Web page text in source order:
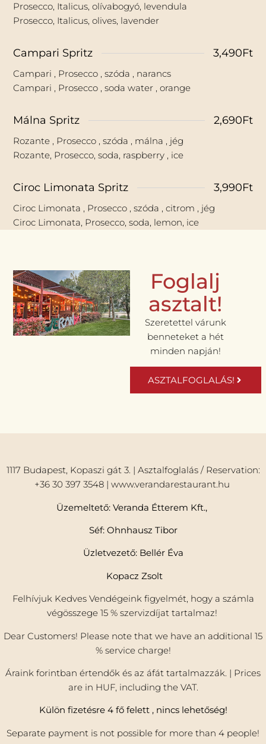
Prosecco, Italicus, olívabogyó, levendula
Prosecco, Italicus, olives, lavender
Campari Spritz 3,490Ft
Campari , Prosecco , szóda , narancs
Campari , Prosecco , soda water , orange
Málna Spritz 2,690Ft
Rozante , Prosecco , szóda , málna , jég
Rozante, Prosecco, soda, raspberry , ice
Ciroc Limonata Spritz 3,990Ft
Ciroc Limonata , Prosecco , szóda , citrom , jég
Ciroc Limonata, Prosecco, soda, lemon, ice
Foglalj
asztalt!
Szeretettel várunk
benneteket a hét
minden napján!
ASZTALFOGLALÁS!
1117 Budapest, Kopaszi gát 3. | Asztalfoglalás / Reservation:
+36 30 397 3548 | www.verandarestaurant.hu
Üzemeltető: Veranda Étterem Kft.,
Séf: Ohnhausz Tibor
Üzletvezető: Bellér Éva
Kopacz Zsolt
Felhívjuk Kedves Vendégeink figyelmét, hogy a számla
végösszege 15 % szervizdíjat tartalmaz!
Dear Customers! Please note that we have an additional 15
% service charge!
Áraink forintban értendők és az áfát tartalmazzák. | Prices
are in HUF, including the VAT.
Külön fizetésre 4 fő felett , nincs lehetőség!
Separate payment is not possible for more than 4 people!